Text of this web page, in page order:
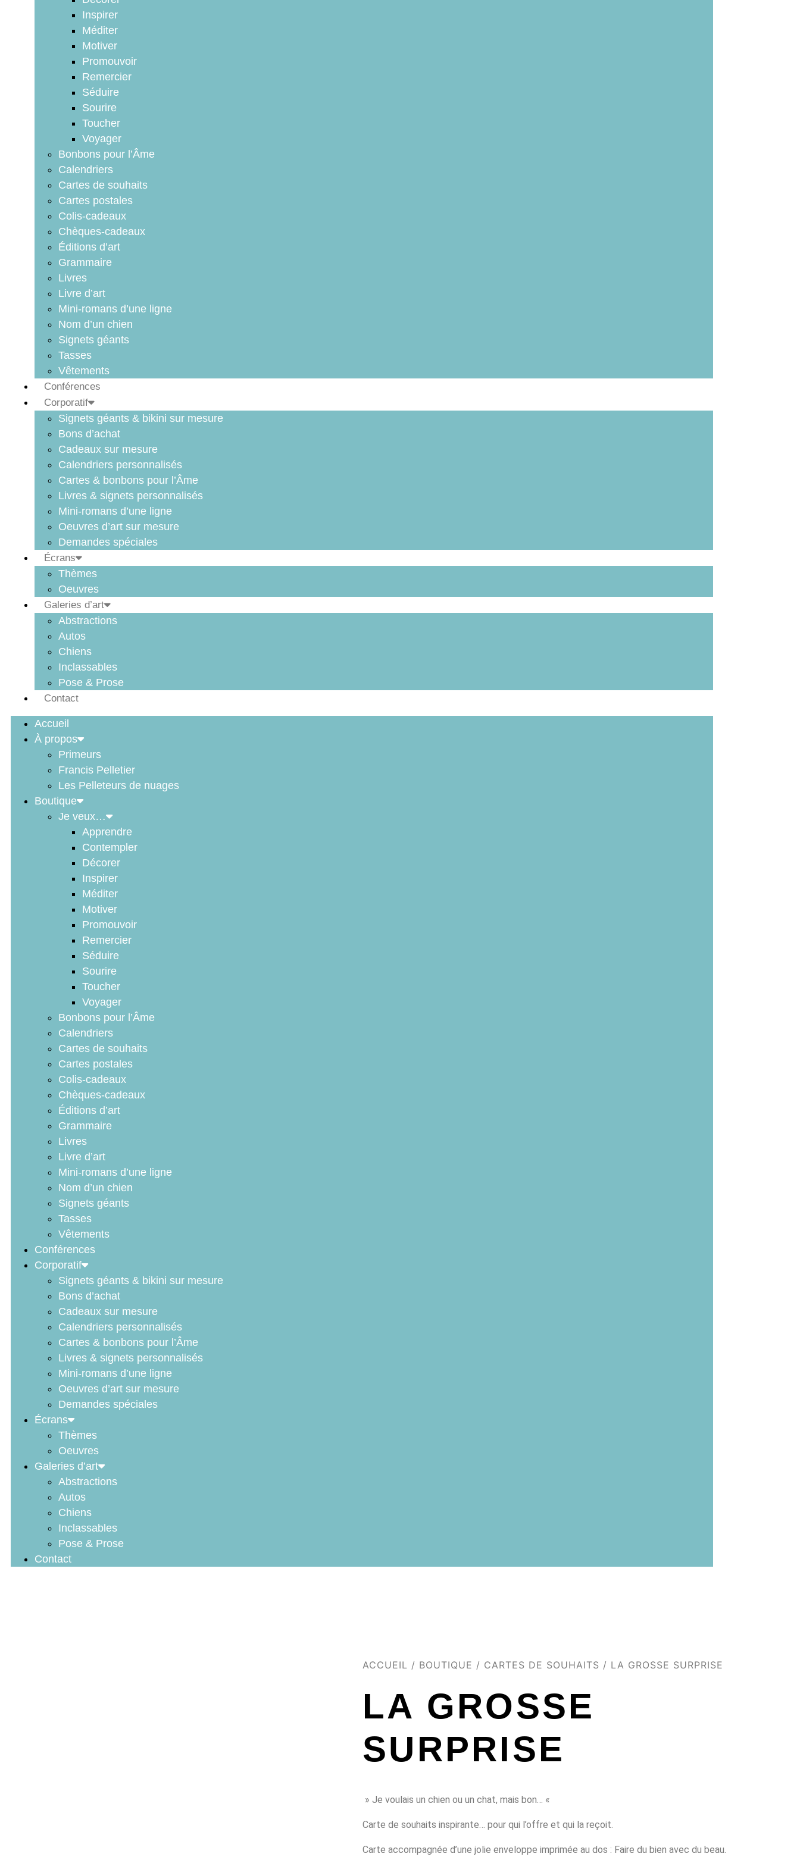
Inspirer
Méditer
Motiver
Promouvoir
Remercier
Séduire
Sourire
Toucher
Voyager
Bonbons pour l’Âme
Calendriers
Cartes de souhaits
Cartes postales
Colis-cadeaux
Chèques-cadeaux
Éditions d’art
Grammaire
Livres
Livre d’art
Mini-romans d’une ligne
Nom d’un chien
Signets géants
Tasses
Vêtements
Conférences
Corporatif
Signets géants & bikini sur mesure
Bons d’achat
Cadeaux sur mesure
Calendriers personnalisés
Cartes & bonbons pour l’Âme
Livres & signets personnalisés
Mini-romans d’une ligne
Oeuvres d’art sur mesure
Demandes spéciales
Écrans
Thèmes
Oeuvres
Galeries d’art
Abstractions
Autos
Chiens
Inclassables
Pose & Prose
Contact
Accueil
À propos
Primeurs
Francis Pelletier
Les Pelleteurs de nuages
Boutique
Je veux…
Apprendre
Contempler
Décorer
Inspirer
Méditer
Motiver
Promouvoir
Remercier
Séduire
Sourire
Toucher
Voyager
Bonbons pour l’Âme
Calendriers
Cartes de souhaits
Cartes postales
Colis-cadeaux
Chèques-cadeaux
Éditions d’art
Grammaire
Livres
Livre d’art
Mini-romans d’une ligne
Nom d’un chien
Signets géants
Tasses
Vêtements
Conférences
Corporatif
Signets géants & bikini sur mesure
Bons d’achat
Cadeaux sur mesure
Calendriers personnalisés
Cartes & bonbons pour l’Âme
Livres & signets personnalisés
Mini-romans d’une ligne
Oeuvres d’art sur mesure
Demandes spéciales
Écrans
Thèmes
Oeuvres
Galeries d’art
Abstractions
Autos
Chiens
Inclassables
Pose & Prose
Contact
ACCUEIL / BOUTIQUE / CARTES DE SOUHAITS / LA GROSSE SURPRISE
LA GROSSE
SURPRISE
»Je voulais un chien ou un chat, mais bon… «
Carte de souhaits inspirante… pour qui l’offre et qui la reçoit.
Carte accompagnée d’une jolie enveloppe imprimée au dos : Faire du bien avec du beau.